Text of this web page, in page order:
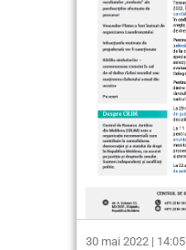
30 mai 2022 | 14:05